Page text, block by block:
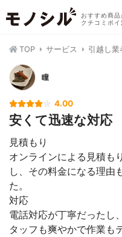
おすすめ商品
クチコミポイ
TOP サービス 引越し業
瞳
4.00
安くて迅速な対応
見積もり
オンラインによる見積も
し、その料金になる理由
た。
対応
電話対応が丁寧だったし
タッフも爽やかで作業も